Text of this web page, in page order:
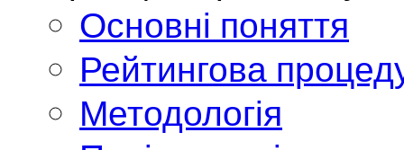
Основні поняття
Рейтингова
Методологія